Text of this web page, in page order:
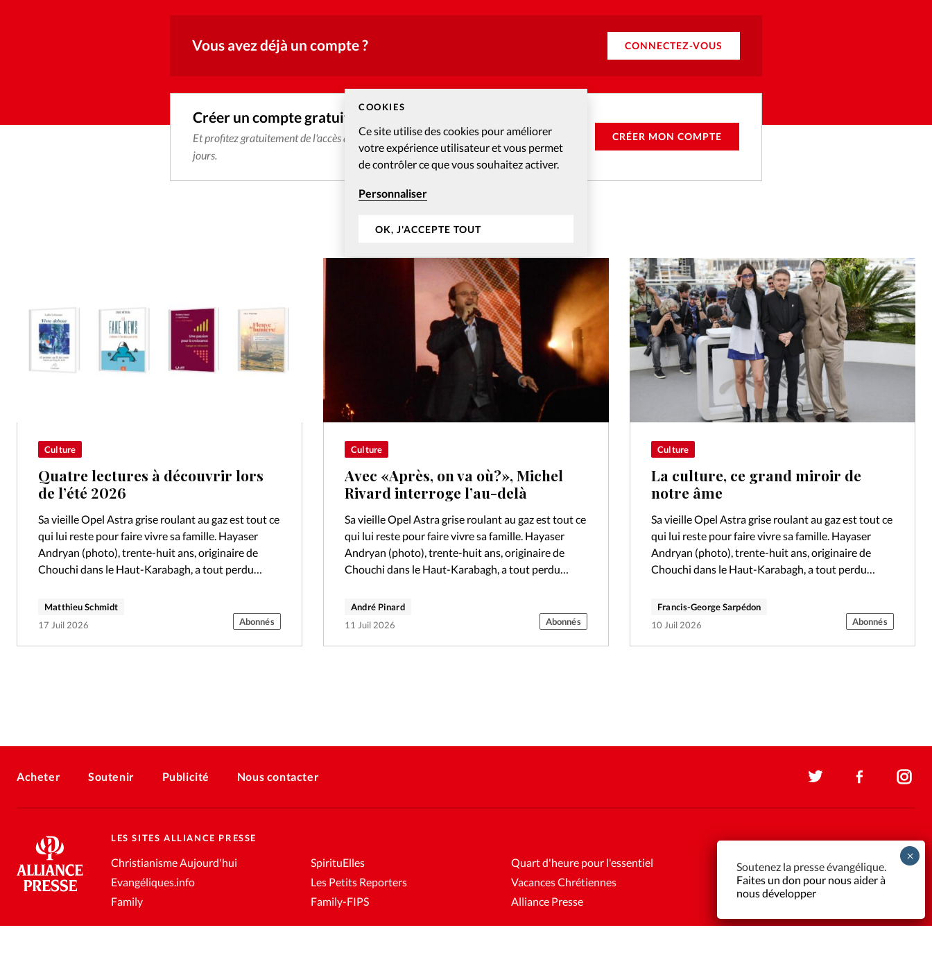
COOKIES
Ce site utilise des cookies pour améliorer
votre expérience utilisateur et vous permet
de contrôler ce que vous souhaitez activer.
Personnaliser
OK, J'ACCEPTE TOUT
Vous avez déjà un compte ? CONNECTEZ-VOUS
Créer un compte gratuitement
Et profitez gratuitement de l'accès aux articles web réservés aux abonnés pendant 14
jours.
CRÉER MON COMPTE
Culture
Quatre lectures à découvrir lors
de l’été 2026
Sa vieille Opel Astra grise roulant au gaz est tout ce
qui lui reste pour faire vivre sa famille. Hayaser
Andryan (photo), trente-huit ans, originaire de
Chouchi dans le Haut-Karabagh, a tout perdu
Matthieu Schmidt
17 Juil 2026
Abonnés
Culture
Avec «Après, on va où?», Michel
Rivard interroge l’au-delà
Sa vieille Opel Astra grise roulant au gaz est tout ce
qui lui reste pour faire vivre sa famille. Hayaser
Andryan (photo), trente-huit ans, originaire de
Chouchi dans le Haut-Karabagh, a tout perdu
André Pinard
11 Juil 2026
Abonnés
Culture
La culture, ce grand miroir de
notre âme
Sa vieille Opel Astra grise roulant au gaz est tout ce
qui lui reste pour faire vivre sa famille. Hayaser
Andryan (photo), trente-huit ans, originaire de
Chouchi dans le Haut-Karabagh, a tout perdu
Francis-George Sarpédon
10 Juil 2026
Abonnés
Acheter Soutenir Publicité Nous contacter
LES SITES ALLIANCE PRESSE
Christianisme Aujourd'hui
Evangéliques.info
Family
SpirituElles
Les Petits Reporters
Family-FIPS
Quart d'heure pour l'essentiel
Vacances Chrétiennes
Alliance Presse
Soutenez la presse évangélique.
Faites un don pour nous aider à
nous développer